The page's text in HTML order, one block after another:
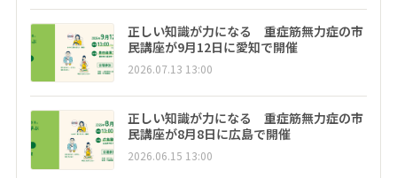
正しい知識が力になる 重症筋無力症の市
民講座が9月12日に愛知で開催
2026.07.13 13:00
正しい知識が力になる 重症筋無力症の市
民講座が8月8日に広島で開催
2026.06.15 13:00